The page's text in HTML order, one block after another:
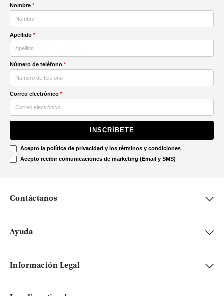
Nombre *
Apellido *
Número de teléfono *
Correo electrónico *
INSCRÍBETE
Acepto la política de privacidad y los términos y condiciones
Acepto recibir comunicaciones de marketing (Email y SMS)
Contáctanos
Ayuda
Información Legal